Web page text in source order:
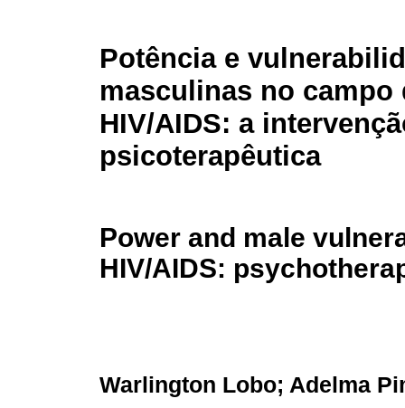
Potência e
masculinas no campo
HIV/AIDS: a
psicoterapêutica
Power and male
HIV/AIDS:
Warlington Lobo; Adelma